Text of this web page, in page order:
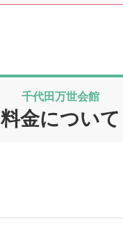
千代田万世会館
料金について